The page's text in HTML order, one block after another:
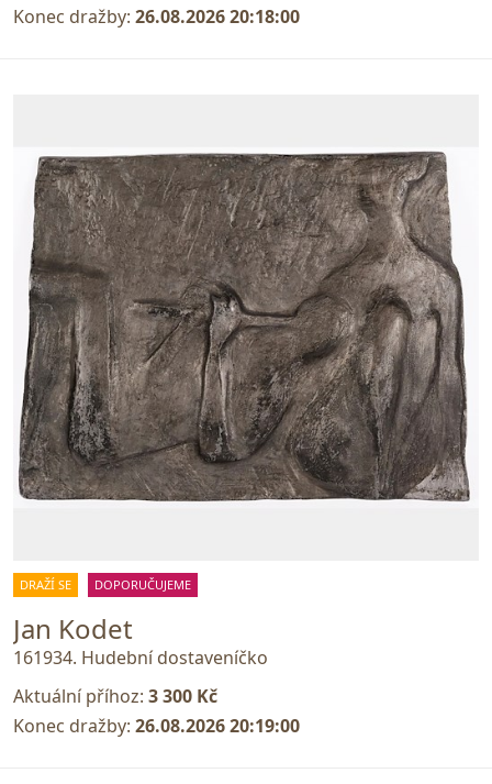
Konec dražby: 26.08.2026 20:18:00
DRAŽÍ SE DOPORUČUJEME
Jan Kodet
161934. Hudební dostaveníčko
Aktuální příhoz: 3 300 Kč
Konec dražby: 26.08.2026 20:19:00